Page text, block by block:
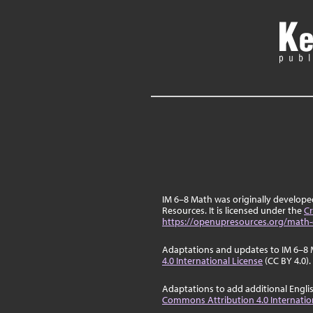
IM 6–8 Math was originally
Resources. It is licensed under the
https://openupresources.org/
Adaptations and updates to IM
4.0 International License (CC BY 4.0).
Adaptations to add additional
Commons Attribution 4.0